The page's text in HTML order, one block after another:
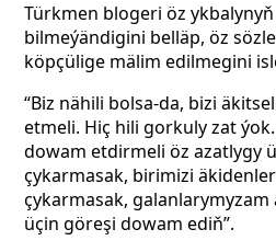
Türkmen blogeri öz
bilmeýändigini belläp, öz
köpçülige mälim edilmegini
“Biz nähili bolsa-da, bizi
etmeli. Hiç hili gorkuly zat
dowam etdirmeli öz azatlygy
çykarmasak, birimizi
çykarmasak, galanlarymyzam
üçin göreşi dowam ediň”.